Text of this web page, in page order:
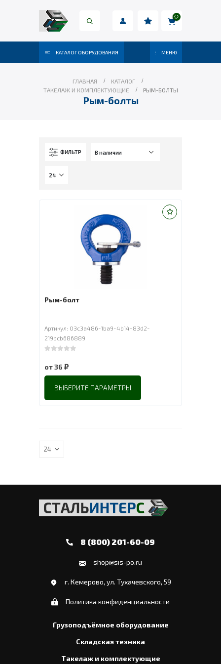
КАТАЛОГ ОБОРУДОВАНИЯ МЕНЮ
ГЛАВНАЯ
КАТАЛОГ
ТАКЕЛАЖ И КОМПЛЕКТУЮЩИЕ
РЫМ-БОЛТЫ
Рым-болты
ФИЛЬТР
Рым-болт
Артикул: 03c3a486-1ba9-4b14-83d2-
219bcb686889
от36 ₽
ВЫБЕРИТЕ ПАРАМЕТРЫ
8 (800) 201-60-09
shop@sis-po.ru
г. Кемерово, ул. Тухачевского, 59
Политика конфиденциальности
Грузоподъёмное оборудование
Складская техника
Такелаж и комплектующие